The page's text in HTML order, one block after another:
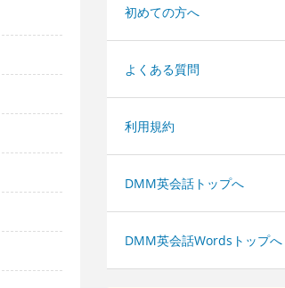
初めての方へ
よくある質問
利用規約
DMM英会話トップへ
DMM英会話Wordsトップへ